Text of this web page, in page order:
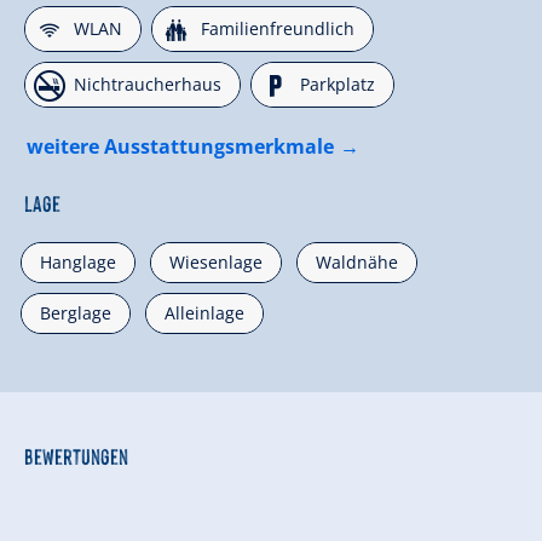
🜉WLAN 🍺Familienfreundlich
🏝Nichtraucherhaus 🐈Parkplatz
weitere Ausstattungsmerkmale
Lage
Hanglage Wiesenlage Waldnähe
Berglage Alleinlage
Bewertungen